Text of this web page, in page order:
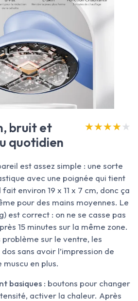
bruit et
quotidien
★★★★★
★★★★★
est assez simple : une sorte
avec une poignée qui tient
environ 19 x 11 x 7 cm, donc ça
pour des mains moyennes. Le
est correct : on ne se casse pas
15 minutes sur la même zone.
problème sur le ventre, les
sans avoir l’impression de
en plus.
basiques : boutons pour changer
activer la chaleur. Après